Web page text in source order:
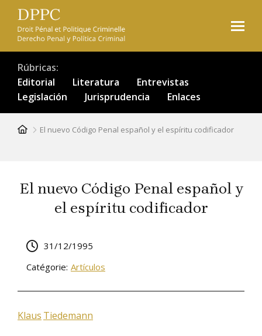
Pasar
contenido
principal
Rúbricas
Editorial
Literatura
Entrevistas
Legislación
Jurisprudencia Enlaces
Ruta
de
El nuevo Código Penal español y el espíritu codificador
El nuevo Código Penal español y
el espíritu codificador
31/12/1995
Catégorie: Artículos
Klaus Tiedemann